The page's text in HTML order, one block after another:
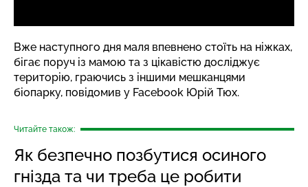
Вже наступного дня маля впевнено стоїть на ніжках,
бігає поруч із мамою та з цікавістю досліджує
територію, граючись з іншими мешканцями
біопарку, повідомив у Facebook Юрій Тюх.
Читайте також:
Як безпечно позбутися осиного
гнізда та чи треба це робити